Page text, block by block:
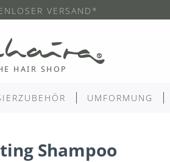
VERSAND*
UMFORMUNG
Shampoo